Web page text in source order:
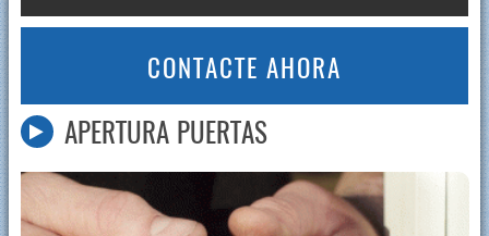
CONTACTE AHORA
APERTURA PUERTAS